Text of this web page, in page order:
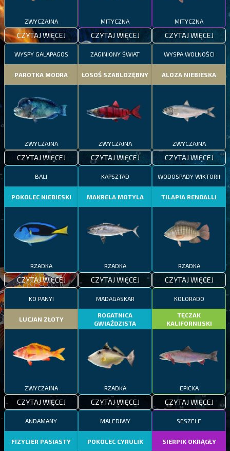
ZWYCZAJNA
CZYTAJ WIĘCEJ
MITYCZNA
CZYTAJ WIĘCEJ
MITYCZNA
CZYTAJ WIĘCEJ
WYSPY GALAPAGOS
PAROTKA MODRA
ZWYCZAJNA
CZYTAJ WIĘCEJ
ZAGINIONY ŚWIAT
ŁOSOŚ SZABLOZĘBNY
ZWYCZAJNA
CZYTAJ WIĘCEJ
WYSPA WOLNOŚCI
ALOZA NIEBIESKA
ZWYCZAJNA
CZYTAJ WIĘCEJ
BALI
POKOLEC NIEBIESKI
RZADKA
CZYTAJ WIĘCEJ
KAPSZTAD
MAKRELA MOTYLA
RZADKA
CZYTAJ WIĘCEJ
WODOSPADY WIKTORII
TILAPIA RENDALLI
RZADKA
CZYTAJ WIĘCEJ
KO PANYI
LUCJAN ZŁOTY
ZWYCZAJNA
CZYTAJ WIĘCEJ
MADAGASKAR
ROGATNICA
GWIAŹDZISTA
RZADKA
CZYTAJ WIĘCEJ
KOLORADO
TĘCZAK
KALIFORNIJSKI
EPICKA
CZYTAJ WIĘCEJ
ANDAMANY
FIZYLIER PASIASTY
MALEDIWY
POKOLEC CYRULIK
SESZELE
SIERPIK OKRĄGŁY